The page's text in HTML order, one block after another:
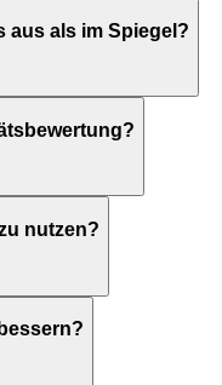
aus als im Spiegel?
nutzen?